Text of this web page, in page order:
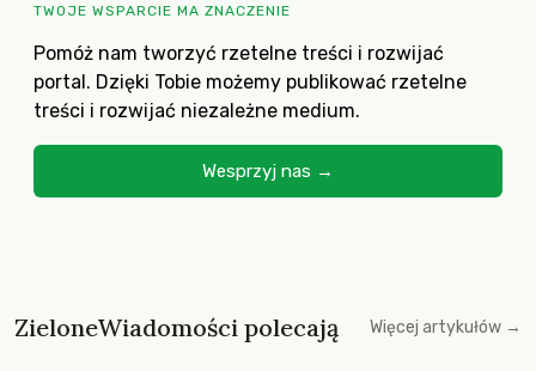
TWOJE WSPARCIE MA ZNACZENIE
Pomóż nam tworzyć rzetelne treści i rozwijać
portal. Dzięki Tobie możemy publikować rzetelne
treści i rozwijać niezależne medium.
Wesprzyj nas →
ZieloneWiadomości polecają Więcej artykułów →